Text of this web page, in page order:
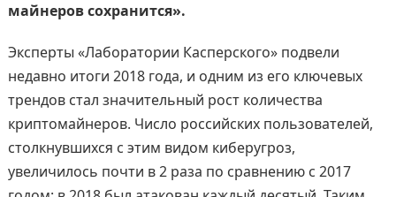
майнеров сохранится».
Эксперты «Лаборатории Касперского» подвели
недавно итоги 2018 года, и одним из его ключевых
трендов стал значительный рост количества
криптомайнеров. Число российских пользователей,
столкнувшихся с этим видом киберугроз,
увеличилось почти в 2 раза по сравнению с 2017